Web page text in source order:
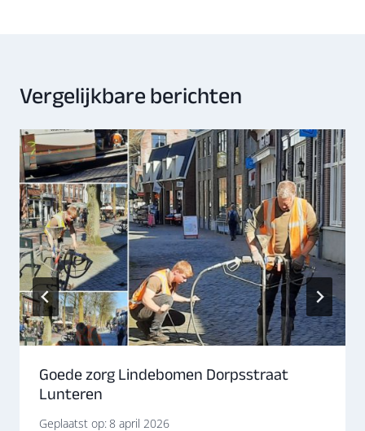
Vergelijkbare berichten
Goede zorg Lindebomen Dorpsstraat
Lunteren
Geplaatst op:8 april 2026